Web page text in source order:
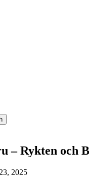
– Rykten och
2025